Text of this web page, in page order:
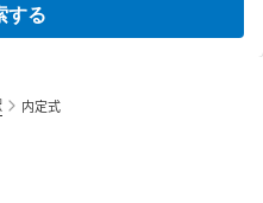
する
内定式